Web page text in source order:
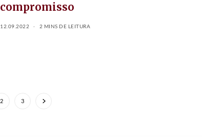
compromisso
12.09.2022 2 MINS DE LEITURA
2 3